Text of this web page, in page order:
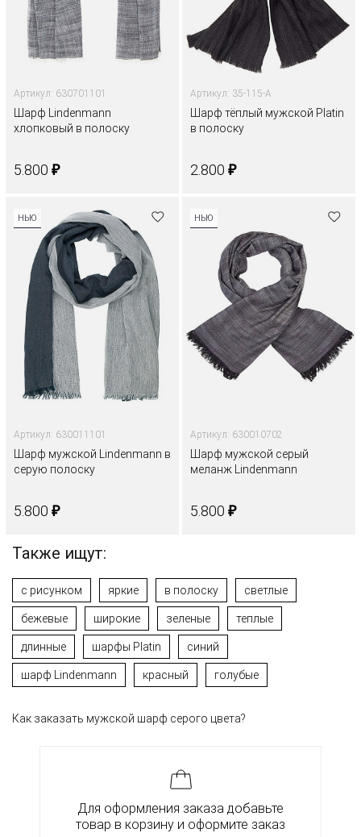
Артикул: 630701101
Шарф Lindenmann
хлопковый в полоску
5.800 ₽
Артикул: 35-115-A
Шарф тёплый мужской Platin
в полоску
2.800 ₽
НЬЮ
Артикул: 630011101
Шарф мужской Lindenmann в
серую полоску
5.800 ₽
НЬЮ
Артикул: 630010702
Шарф мужской серый
меланж Lindenmann
5.800 ₽
Также ищут:
с рисунком яркие в полоску светлые
бежевые широкие зеленые теплые
длинные шарфы Platin синий
шарф Lindenmann красный голубые
Как заказать мужской шарф серого цвета?
Для оформления заказа добавьте
товар в корзину и оформите заказ